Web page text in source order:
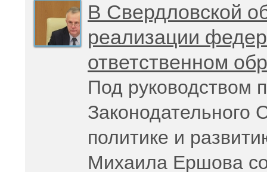
В Свердловской
реализации
ответственном
Под руководством
Законодательного
политике и
Михаила Ершова